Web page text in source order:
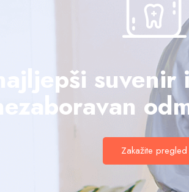
Zakažite pregled